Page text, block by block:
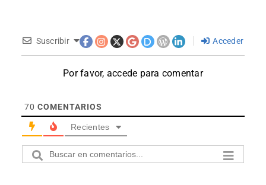
Suscribir Acceder
Por favor, accede para comentar
70 COMENTARIOS
Recientes